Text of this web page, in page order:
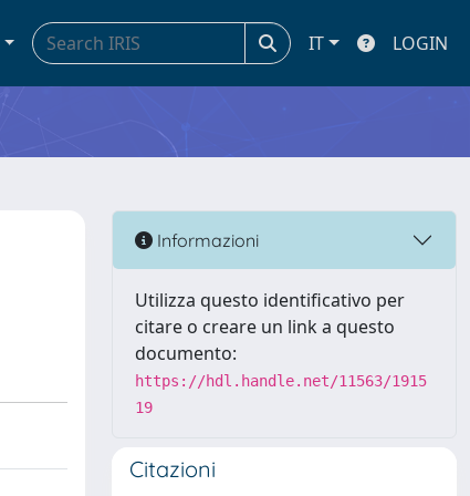
IT LOGIN
Informazioni
Utilizza questo identificativo per
citare o creare un link a questo
documento:
https://hdl.handle.net/11563/1915
19
Citazioni